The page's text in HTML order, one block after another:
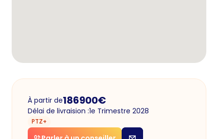
À partir de186900€
Délai de livraision :1e Trimestre 2028
PTZ+